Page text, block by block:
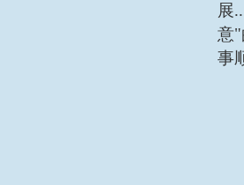
展
意"
事